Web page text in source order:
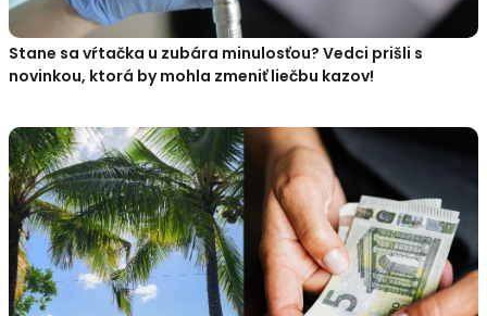
Stane sa vŕtačka u zubára minulosťou? Vedci prišli s
novinkou, ktorá by mohla zmeniť liečbu kazov!